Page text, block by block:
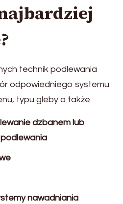
technik podlewania
odpowiedniego systemu
typu gleby a także
dzbanem lub
nawadniania